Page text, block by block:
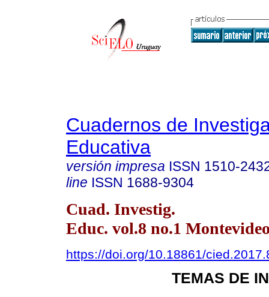
Cuadernos de
Educativa
versión impresa ISSN 1510-
line ISSN 1688-9304
Cuad. Investig.
Educ. vol.8 no.1
https://doi.org/10.18861/
TEMAS DE